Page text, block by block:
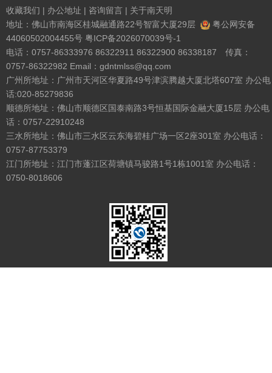
收藏我们 | 办公地址 | 咨询留言 | 关于南天明
地址：佛山市南海区桂城融通路22号智富大厦29层
粤公网安备
44060502004455号 粤ICP备2026070039号-1
电话：0757-86333976 86322911 86322900 86338187 传真：
0757-86322982 Email：gdntmlss@qq.com
广州所地址：广州市天河区华夏路49号津滨腾越大厦北塔607室 办公电
话:020-85279836
顺德所地址：佛山市顺德区国泰南路3号恒基国际金融大厦15层 办公电
话：0757-22910248
三水所地址：佛山市三水区云东海碧桂广场一区2座301室 办公电话：
0757-87753379
江门所地址：江门市蓬江区荷塘镇马骏路1号1栋1001室 办公电话：
0750-8018606